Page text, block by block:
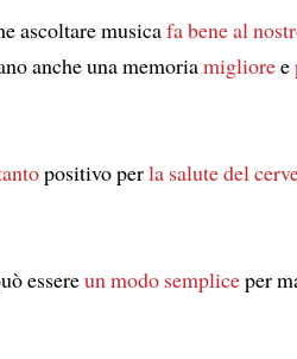
ascoltare musicafa bene al
anche una memoriamiglioree
positivo perla salute del
essereun modo sempliceper